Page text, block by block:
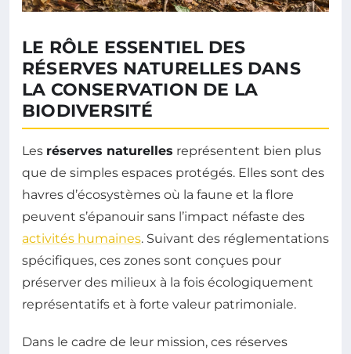
LE RÔLE ESSENTIEL DES
RÉSERVES NATURELLES DANS
LA CONSERVATION DE LA
BIODIVERSITÉ
Les réserves naturelles représentent bien plus
que de simples espaces protégés. Elles sont des
havres d’écosystèmes où la faune et la flore
peuvent s’épanouir sans l’impact néfaste des
activités humaines. Suivant des réglementations
spécifiques, ces zones sont conçues pour
préserver des milieux à la fois écologiquement
représentatifs et à forte valeur patrimoniale.
Dans le cadre de leur mission, ces réserves